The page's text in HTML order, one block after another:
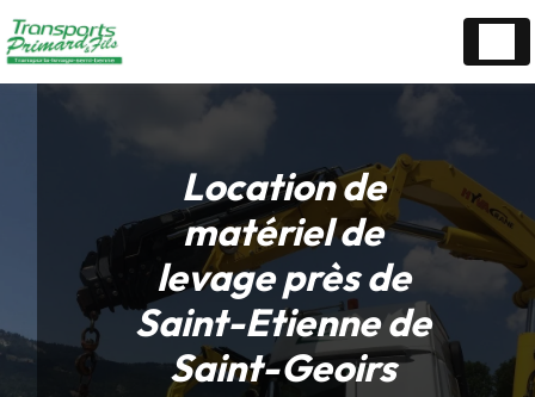
Location de
matériel de
levage près de
Saint-Etienne de
Saint-Geoirs